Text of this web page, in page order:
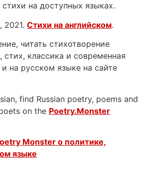
стихи на доступных языках.
, 2021. Стихи на английском.
читать стихотворение
стих, классика и современная
на русском языке на сайте
find Russian poetry, poems and
on the Poetry.Monster
Monster о политике,
языке